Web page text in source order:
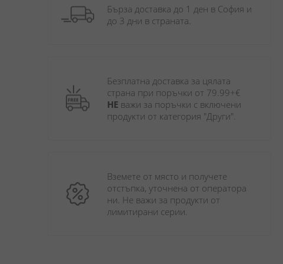
Бърза доставка до 1 ден в София и
до 3 дни в страната.
Безплатна доставка за цялата
НЕ важи за поръчки с включени
продукти от категория "Други".
Вземете от място и получете
отстъпка, уточнена от оператора
ни. Не важи за продукти от
лимитирани серии.